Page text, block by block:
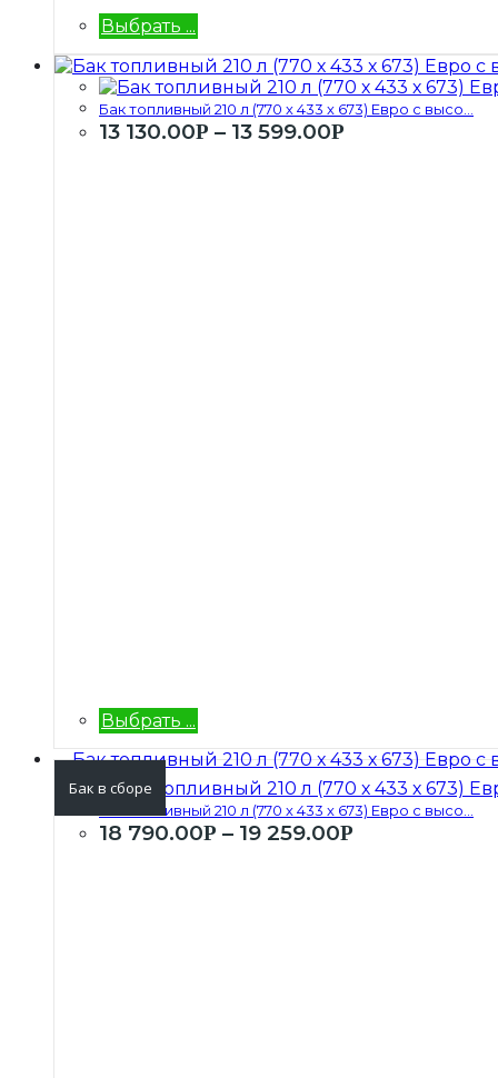
Выбрать ...
Бак топливный 210 л (770 х 433 х 673) Евро с высо...
13 130.00Р – 13 599.00Р
Выбрать ...
Бак в сборе
Бак топливный 210 л (770 х 433 х 673) Евро с высо...
18 790.00Р – 19 259.00Р